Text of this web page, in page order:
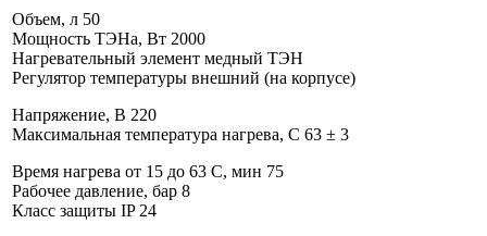
Объем, л 50
Мощность ТЭНа, Вт 2000
Нагревательный элемент медный ТЭН
Регулятор температуры внешний (на корпусе)
Напряжение, В 220
Максимальная температура нагрева, C 63 ± 3
Время нагрева от 15 до 63 C, мин 75
Рабочее давление, бар 8
Класс защиты IP 24